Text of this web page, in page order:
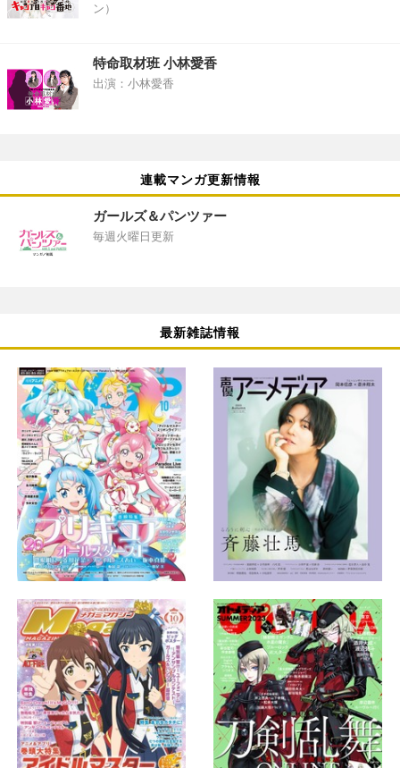
ン）
特命取材班 小林愛香
出演：小林愛香
連載マンガ更新情報
ガールズ＆パンツァー
毎週火曜日更新
最新雑誌情報